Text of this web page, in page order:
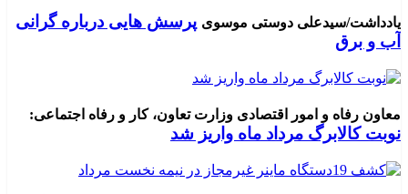
یادداشت/سیدعلی دوستی موسوی پرسش هایی درباره گرانی
آب و برق
معاون رفاه و امور اقتصادی وزارت تعاون، کار و رفاه اجتماعی:
نوبت کالابرگ مرداد ماه واریز شد